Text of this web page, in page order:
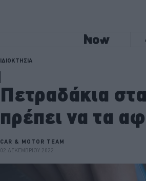
ΙΔΙΟΚΤΗΣΙΑ
Πετραδάκια
πρέπει να τα
CAR & MOTOR TEAM
02 ΔΕΚΕΜΒΡΙΟΥ 2022